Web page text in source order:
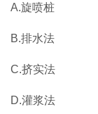
A.旋喷桩
B.排水法
C.挤实法
D.灌浆法